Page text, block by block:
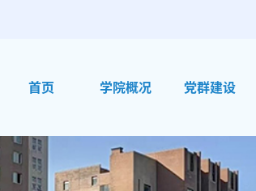
首页 学院概况 党群建设